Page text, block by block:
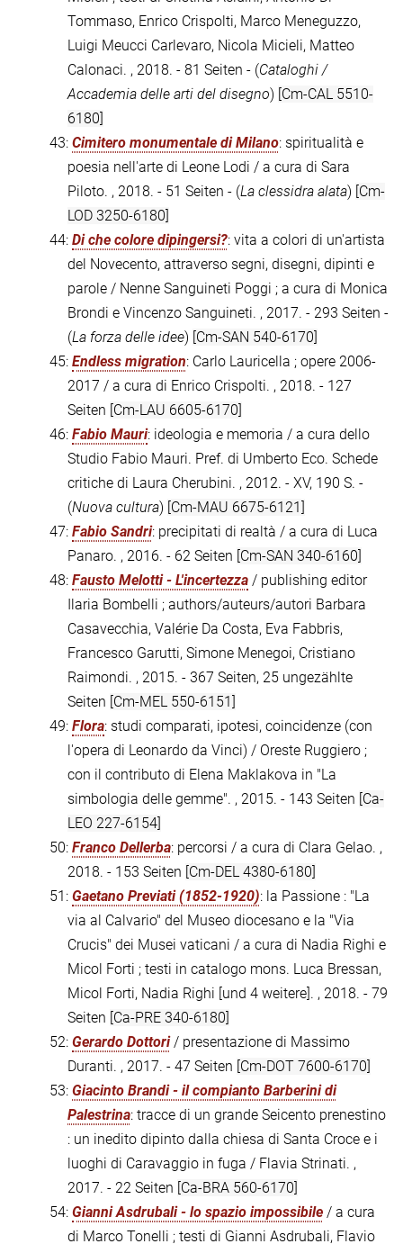
Tommaso, Enrico Crispolti, Marco Meneguzzo,
Luigi Meucci Carlevaro, Nicola Micieli, Matteo
Calonaci. , 2018. - 81 Seiten - (Cataloghi /
Accademia delle arti del disegno) [Cm-CAL 5510-
6180]
43: Cimitero monumentale di Milano: spiritualità e
poesia nell'arte di Leone Lodi / a cura di Sara
Piloto. , 2018. - 51 Seiten - (La clessidra alata) [Cm-
LOD 3250-6180]
44: Di che colore dipingersi?: vita a colori di un'artista
del Novecento, attraverso segni, disegni, dipinti e
parole / Nenne Sanguineti Poggi ; a cura di Monica
Brondi e Vincenzo Sanguineti. , 2017. - 293 Seiten -
(La forza delle idee) [Cm-SAN 540-6170]
45: Endless migration: Carlo Lauricella ; opere 2006-
2017 / a cura di Enrico Crispolti. , 2018. - 127
Seiten [Cm-LAU 6605-6170]
46: Fabio Mauri: ideologia e memoria / a cura dello
Studio Fabio Mauri. Pref. di Umberto Eco. Schede
critiche di Laura Cherubini. , 2012. - XV, 190 S. -
(Nuova cultura) [Cm-MAU 6675-6121]
47: Fabio Sandri: precipitati di realtà / a cura di Luca
Panaro. , 2016. - 62 Seiten [Cm-SAN 340-6160]
48: Fausto Melotti - L'incertezza / publishing editor
Ilaria Bombelli ; authors/auteurs/autori Barbara
Casavecchia, Valérie Da Costa, Eva Fabbris,
Francesco Garutti, Simone Menegoi, Cristiano
Raimondi. , 2015. - 367 Seiten, 25 ungezählte
Seiten [Cm-MEL 550-6151]
49: Flora: studi comparati, ipotesi, coincidenze (con
l'opera di Leonardo da Vinci) / Oreste Ruggiero ;
con il contributo di Elena Maklakova in "La
simbologia delle gemme". , 2015. - 143 Seiten [Ca-
LEO 227-6154]
50: Franco Dellerba: percorsi / a cura di Clara Gelao. ,
2018. - 153 Seiten [Cm-DEL 4380-6180]
51: Gaetano Previati (1852-1920): la Passione : "La
via al Calvario" del Museo diocesano e la "Via
Crucis" dei Musei vaticani / a cura di Nadia Righi e
Micol Forti ; testi in catalogo mons. Luca Bressan,
Micol Forti, Nadia Righi [und 4 weitere]. , 2018. - 79
Seiten [Ca-PRE 340-6180]
52: Gerardo Dottori/ presentazione di Massimo
Duranti. , 2017. - 47 Seiten [Cm-DOT 7600-6170]
53: Giacinto Brandi - il compianto Barberini di
Palestrina: tracce di un grande Seicento prenestino
: un inedito dipinto dalla chiesa di Santa Croce e i
luoghi di Caravaggio in fuga / Flavia Strinati. ,
2017. - 22 Seiten [Ca-BRA 560-6170]
54: Gianni Asdrubali - lo spazio impossibile / a cura
di Marco Tonelli ; testi di Gianni Asdrubali, Flavio